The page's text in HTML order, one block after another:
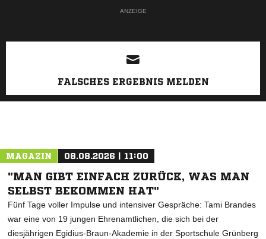
ANZEIGE
FALSCHES ERGEBNIS MELDEN
MAGAZIN 08.08.2026 | 11:00
"MAN GIBT EINFACH ZURÜCK, WAS MAN
SELBST BEKOMMEN HAT"
Fünf Tage voller Impulse und intensiver Gespräche: Tami Brandes
war eine von 19 jungen Ehrenamtlichen, die sich bei der
diesjährigen Egidius-Braun-Akademie in der Sportschule Grünberg